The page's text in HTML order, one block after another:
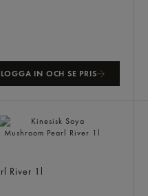
LOGGA IN OCH SE PRIS
River 1l